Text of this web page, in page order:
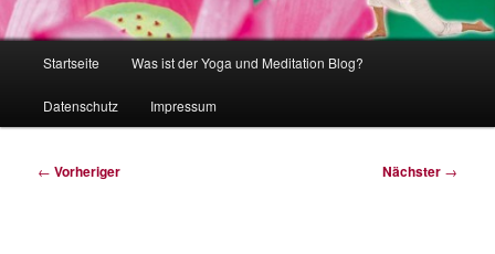
Startseite Was ist der Yoga und Meditation Blog?
Datenschutz Impressum
Beitragsnavigation
← Vorheriger Nächster →